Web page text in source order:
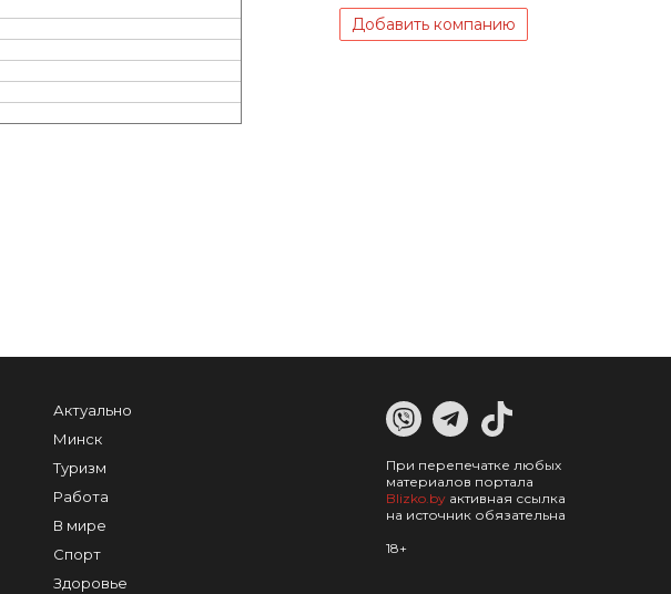
Добавить компанию
Актуально
Минск
Туризм
Работа
В мире
Спорт
Здоровье
При перепечатке любых
материалов портала
Blizko.by активная ссылка
на источник обязательна
18+